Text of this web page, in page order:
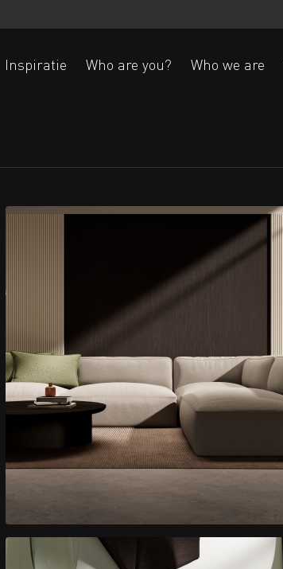
Inspiratie Who are you? Who we are